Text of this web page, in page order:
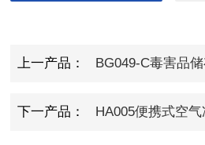
上一产品： BG049-C毒害品
下一产品： HA005便携式空